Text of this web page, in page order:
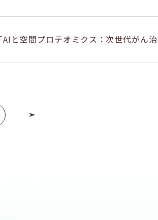
と空間プロテオミクス：次世代がん